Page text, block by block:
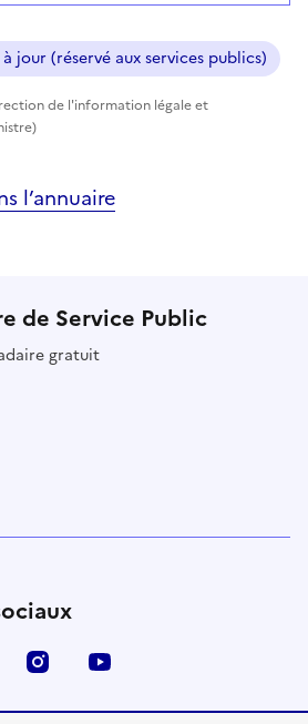
jour (réservé aux services publics)
de l'information légale et
l’annuaire
de Service Public
gratuit
LinkedIn Instagram